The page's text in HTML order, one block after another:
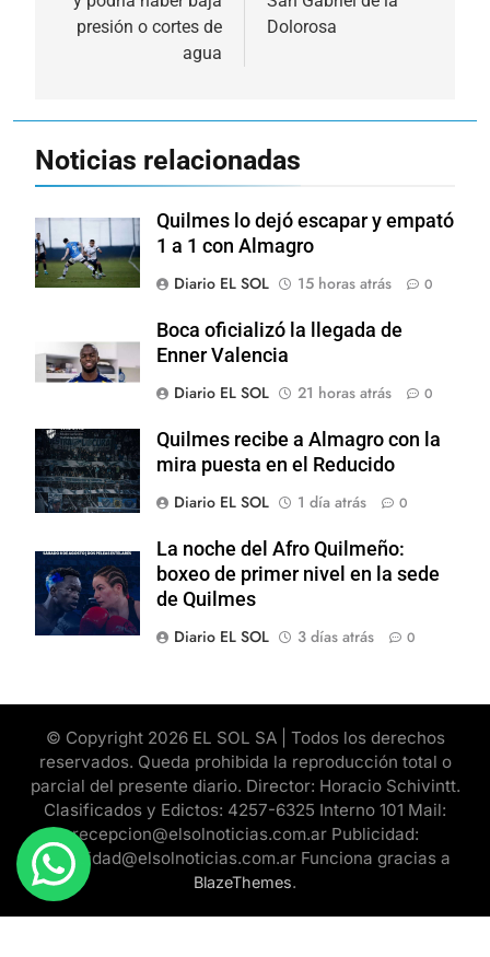
presión o cortes de
agua
Dolorosa
Noticias relacionadas
Quilmes lo dejó escapar y empató
1 a 1 con Almagro
Diario EL SOL
15 horas atrás 0
Boca oficializó la llegada de
Enner Valencia
Diario EL SOL
21 horas atrás 0
Quilmes recibe a Almagro con la
mira puesta en el Reducido
Diario EL SOL
1 día atrás 0
La noche del Afro Quilmeño:
boxeo de primer nivel en la sede
de Quilmes
Diario EL SOL
3 días atrás 0
© Copyright 2026 EL SOL SA | Todos los derechos
reservados. Queda prohibida la reproducción total o
parcial del presente diario. Director: Horacio Schivintt.
Clasificados y Edictos: 4257-6325 Interno 101 Mail:
recepcion@elsolnoticias.com.ar Publicidad:
publicidad@elsolnoticias.com.ar Funciona gracias a
BlazeThemes.